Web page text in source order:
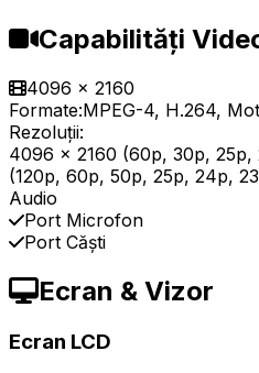
Capabilități
4096 x 2160
Formate:MPEG-4, H.264,
Rezoluții:
4096 x 2160 (60p, 30p,
(120p, 60p, 50p, 25p, 24p,
Audio
Port Microfon
Port Căști
Ecran & Vizor
Ecran LCD